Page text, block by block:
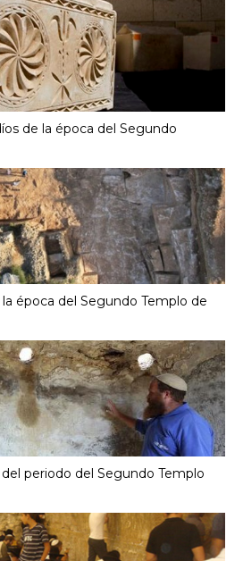
de la época del Segundo
época del Segundo Templo de
periodo del Segundo Templo